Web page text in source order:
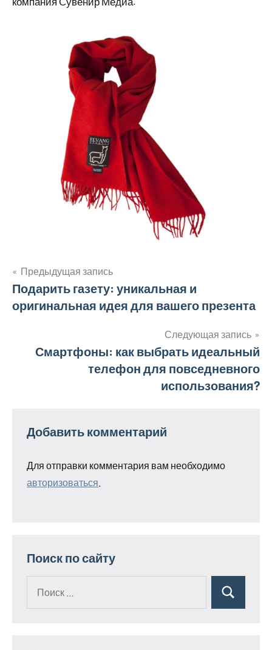
Навигация
по
Предыдущая запись
Подарить газету: уникальная и
оригинальная идея для вашего презента
Следующая запись
Смартфоны: как выбрать идеальный
телефон для повседневного
использования?
Добавить комментарий
Для отправки комментария вам необходимо
авторизоваться
Поиск по сайту
Поиск